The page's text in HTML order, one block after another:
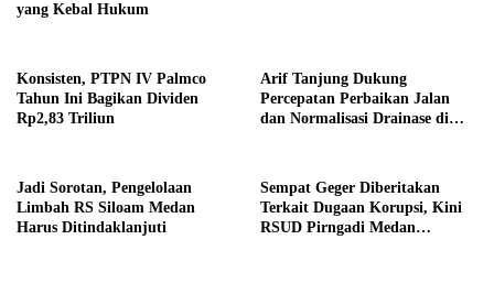
yang Kebal Hukum
Konsisten, PTPN IV Palmco
Tahun Ini Bagikan Dividen
Rp2,83 Triliun
Arif Tanjung Dukung
Percepatan Perbaikan Jalan
dan Normalisasi Drainase di
Jadi Sorotan, Pengelolaan
Limbah RS Siloam Medan
Harus Ditindaklanjuti
Sempat Geger Diberitakan
Terkait Dugaan Korupsi, Kini
RSUD Pirngadi Medan